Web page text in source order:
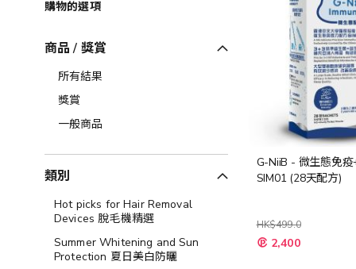
G-NiiB - 微生態免
SIM01 (28天配方)
HK$499.0
特
殊 2,400
購物的選項
商品 / 獎賞
所有結果
獎賞
一般商品
類別
Hot picks for Hair Removal
Devices 脫毛機精選
Summer Whitening and Sun
Protection 夏日美白防曬